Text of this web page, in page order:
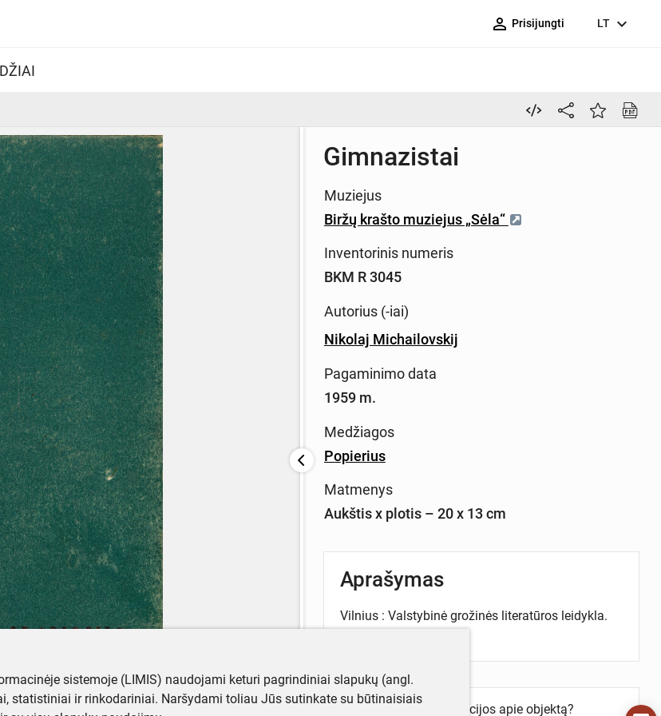
person_outline Prisijungti LT expand_more
Gimnazistai
Muziejus
Biržų krašto muziejus „Sėla“
Inventorinis numeris
BKM R 3045
Autorius (-iai)
Nikolaj Michailovskij
Pagaminimo data
1959 m.
Medžiagos
Popierius
Matmenys
Aukštis x plotis – 20 x 13 cm
Aprašymas
Vilnius : Valstybinė grožinės literatūros leidykla.
Turite daugiau informacijos apie objektą?
sistemoje (LIMIS) naudojami keturi pagrindiniai slapukų (angl.
statistiniai ir rinkodariniai. Naršydami toliau Jūs sutinkate su būtinaisiais